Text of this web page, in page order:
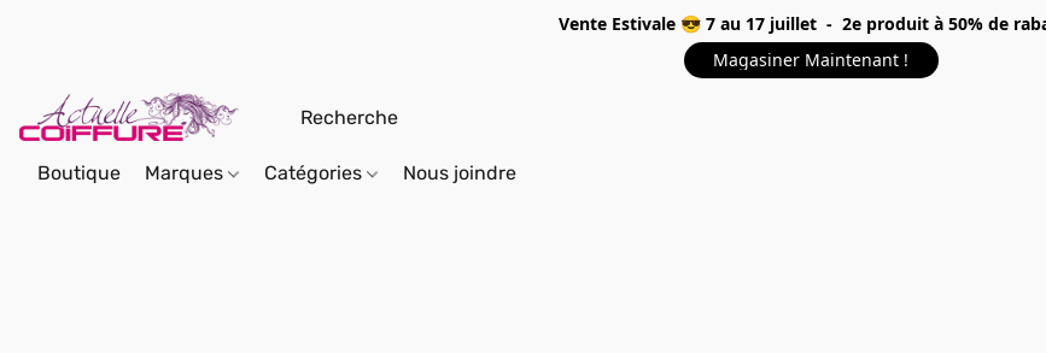
Vente Estivale 😎 7 au 17 juillet - 2e produit à 50% de
Magasiner Maintenant !
Boutique Marques Catégories Nous joindre